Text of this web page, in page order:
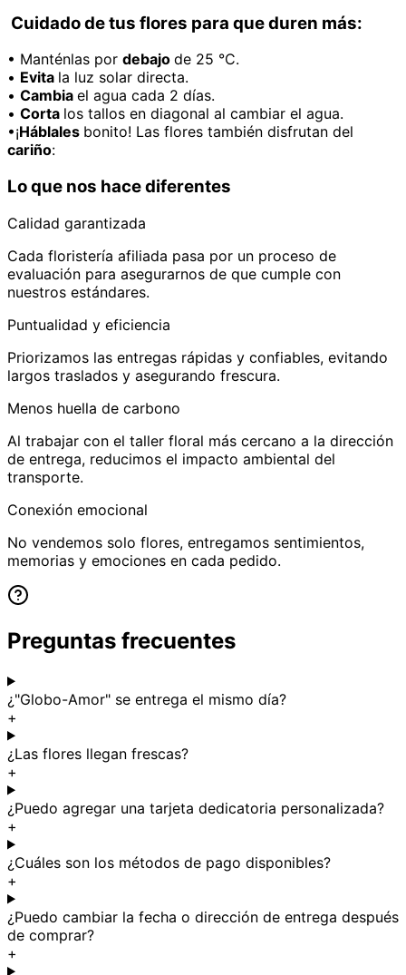
Cuidado de tus flores para que duren más:
• Manténlas por debajo de 25 °C.
• Evita la luz solar directa.
• Cambia el agua cada 2 días.
• Corta los tallos en diagonal al cambiar el agua.
•¡Háblales bonito! Las flores también disfrutan del
cariño:
Lo que nos hace diferentes
Calidad garantizada
Cada floristería afiliada pasa por un proceso de
evaluación para asegurarnos de que cumple con
nuestros estándares.
Puntualidad y eficiencia
Priorizamos las entregas rápidas y confiables, evitando
largos traslados y asegurando frescura.
Menos huella de carbono
Al trabajar con el taller floral más cercano a la dirección
de entrega, reducimos el impacto ambiental del
transporte.
Conexión emocional
No vendemos solo flores, entregamos sentimientos,
memorias y emociones en cada pedido.
Preguntas frecuentes
¿"Globo-Amor" se entrega el mismo día?
+
¿Las flores llegan frescas?
+
¿Puedo agregar una tarjeta dedicatoria personalizada?
+
¿Cuáles son los métodos de pago disponibles?
+
¿Puedo cambiar la fecha o dirección de entrega después
de comprar?
+